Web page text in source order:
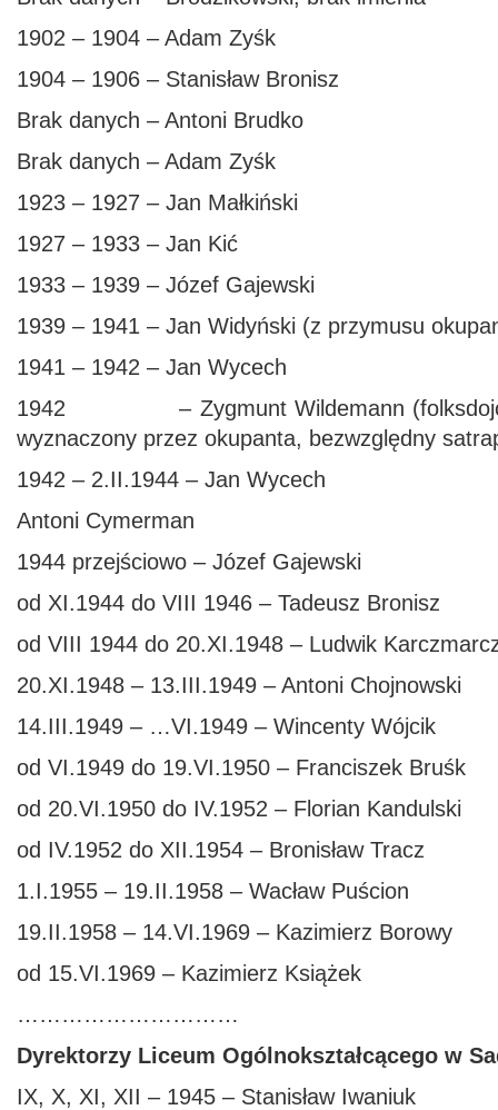
1902 – 1904 – Adam Zyśk
1904 – 1906 – Stanisław Bronisz
Brak danych – Antoni Brudko
Brak danych – Adam Zyśk
1923 – 1927 – Jan Małkiński
1927 – 1933 – Jan Kić
1933 – 1939 – Józef Gajewski
1939 – 1941 – Jan Widyński (z przymusu
1941 – 1942 – Jan Wycech
1942 – Zygmunt Wildemann
wyznaczony przez okupanta, bezwzględny
1942 – 2.II.1944 – Jan Wycech
Antoni Cymerman
1944 przejściowo – Józef Gajewski
od XI.1944 do VIII 1946 – Tadeusz Bronisz
od VIII 1944 do 20.XI.1948 – Ludwik
20.XI.1948 – 13.III.1949 – Antoni Chojnowski
14.III.1949 – …VI.1949 – Wincenty Wójcik
od VI.1949 do 19.VI.1950 – Franciszek Bruśk
od 20.VI.1950 do IV.1952 – Florian Kandulski
od IV.1952 do XII.1954 – Bronisław Tracz
1.I.1955 – 19.II.1958 – Wacław Puścion
19.II.1958 – 14.VI.1969 – Kazimierz Borowy
od 15.VI.1969 – Kazimierz Książek
…………………………
Dyrektorzy Liceum Ogólnokształcącego w
IX, X, XI, XII – 1945 – Stanisław Iwaniuk